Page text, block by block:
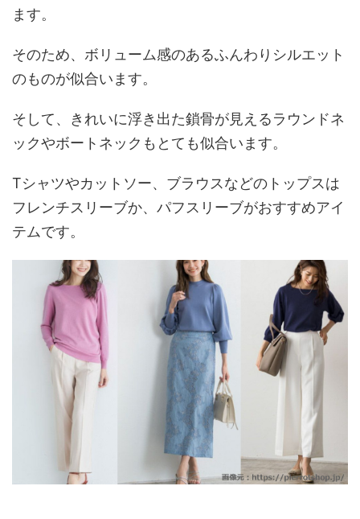
ます。
そのため、ボリューム感のあるふんわりシルエット
のものが似合います。
そして、きれいに浮き出た鎖骨が見えるラウンドネ
ックやボートネックもとても似合います。
Tシャツやカットソー、ブラウスなどのトップスは
フレンチスリーブか、パフスリーブがおすすめアイ
テムです。